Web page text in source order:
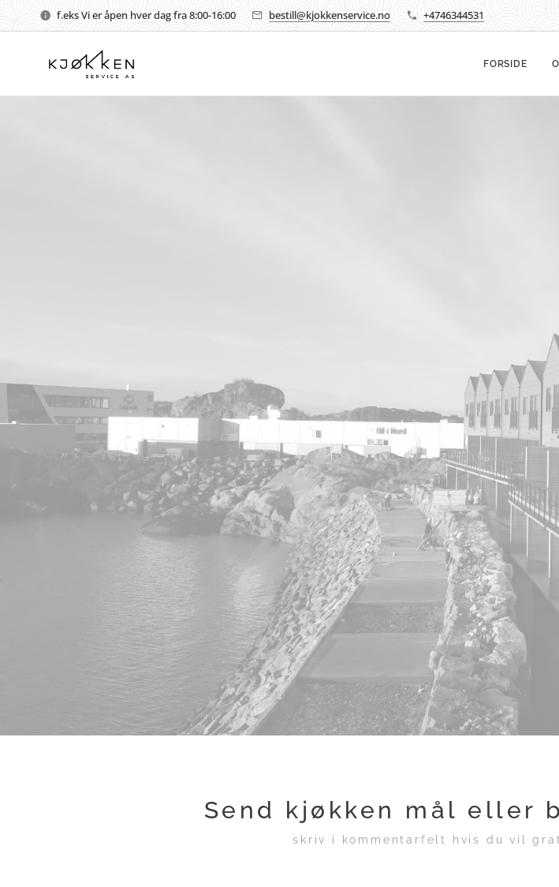
f.eks Vi er åpen hver dag fra 8:00-16:00 bestill@kjokkenservice.no +4746344531
FORSIDE
Send kjøkken mål eller
skriv i kommentarfelt hvis du vil